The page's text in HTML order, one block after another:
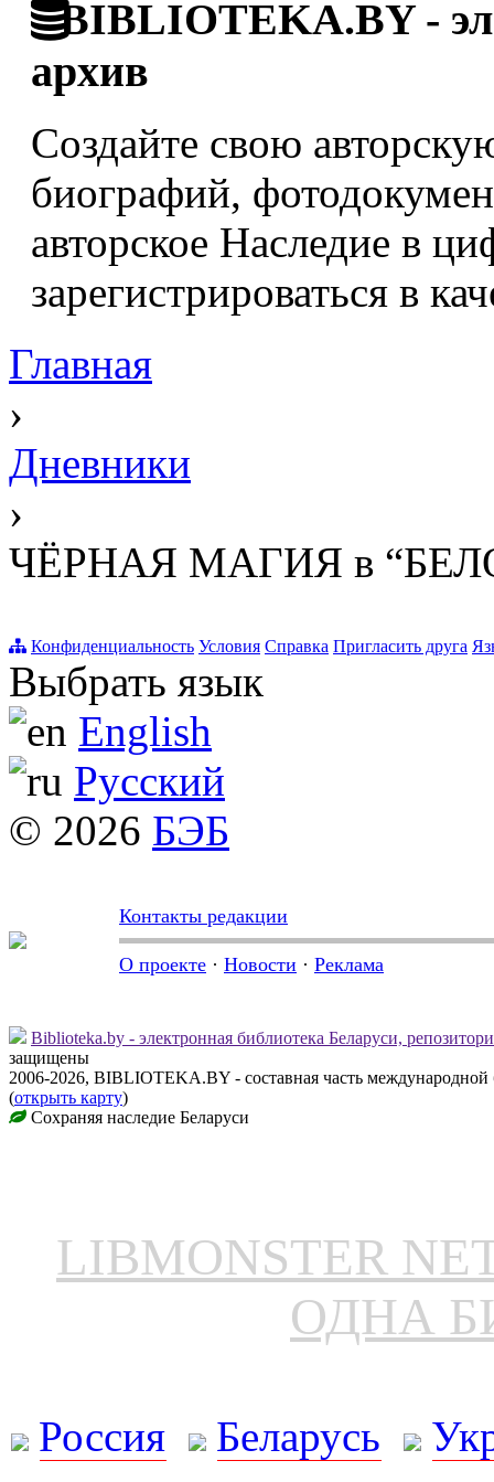
BIBLIOTEKA.BY -
архив
Создайте свою
биографий,
авторское Наследие в
зарегистрироваться в
Главная
›
Дневники
›
ЧЁРНАЯ МАГИЯ в
Конфиденциальность Условия Справка Пригласить друга
Выбрать язык
English
Русский
© 2026 БЭБ
Контакты редакции
О проекте · Новости · Реклама
Biblioteka.by - электронная библиотека Беларуси,
защищены
2006-2026, BIBLIOTEKA.BY - составная часть
(открыть карту)
Сохраняя наследие Беларуси
LIBMONSTER
ОДНА
Россия Беларусь